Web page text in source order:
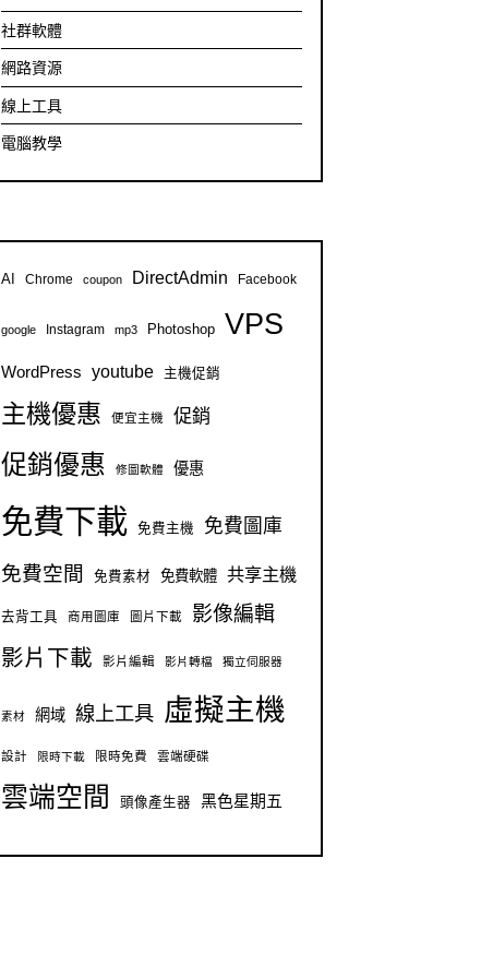
社群軟體
網路資源
線上工具
電腦教學
AI Chrome coupon DirectAdmin Facebook
google Instagram mp3 Photoshop VPS
WordPress youtube 主機促銷
主機優惠 便宜主機 促銷
促銷優惠 修圖軟體 優惠
免費下載 免費主機 免費圖庫
免費空間 免費素材 免費軟體 共享主機
去背工具 商用圖庫 圖片下載 影像編輯
影片下載 影片編輯 影片轉檔 獨立伺服器
素材 網域 線上工具 虛擬主機
設計 限時下載 限時免費 雲端硬碟
雲端空間 頭像產生器 黑色星期五